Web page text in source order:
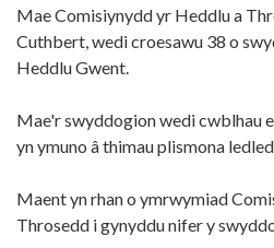
Mae Comisiynydd yr Heddlu a
Cuthbert, wedi croesawu 38 o
Heddlu Gwent.
Mae'r swyddogion wedi cwblhau
yn ymuno â thimau plismona
Maent yn rhan o ymrwymiad
Throsedd i gynyddu nifer y